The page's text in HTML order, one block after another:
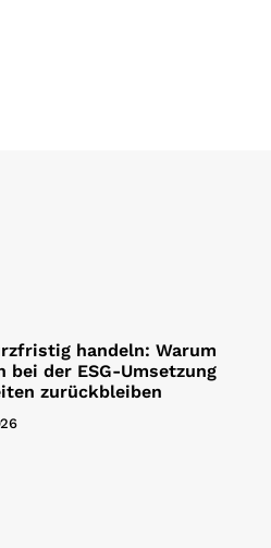
handeln: Warum
bei der ESG-Umsetzung
zurückbleiben